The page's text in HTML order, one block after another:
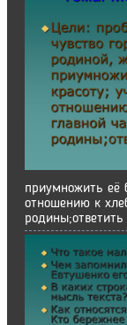
приумножить её
отношению к